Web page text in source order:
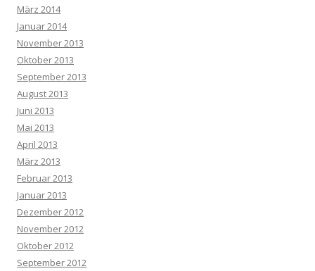
März 2014
Januar 2014
November 2013
Oktober 2013
September 2013
August 2013
Juni 2013
Mai 2013
April 2013
März 2013
Februar 2013
Januar 2013
Dezember 2012
November 2012
Oktober 2012
September 2012